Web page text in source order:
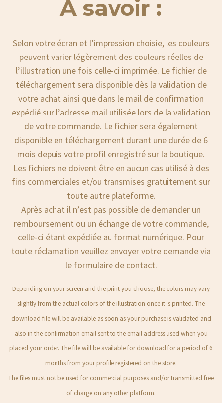
À savoir :
Selon votre écran et l’impression choisie, les couleurs
peuvent varier légèrement des couleurs réelles de
l’illustration une fois celle-ci imprimée. Le fichier de
téléchargement sera disponible dès la validation de
votre achat ainsi que dans le mail de confirmation
expédié sur l’adresse mail utilisée lors de la validation
de votre commande. Le fichier sera également
disponible en téléchargement durant une durée de 6
mois depuis votre profil enregistré sur la boutique.
Les fichiers ne doivent être en aucun cas utilisé à des
fins commerciales et/ou transmises gratuitement sur
toute autre plateforme.
Après achat il n’est pas possible de demander un
remboursement ou un échange de votre commande,
celle-ci étant expédiée au format numérique. Pour
toute réclamation veuillez envoyer votre demande via
le formulaire de contact.
Depending on your screen and the print you choose, the colors may vary
slightly from the actual colors of the illustration once it is printed. The
download file will be available as soon as your purchase is validated and
also in the confirmation email sent to the email address used when you
placed your order. The file will be available for download for a period of 6
months from your profile registered on the store.
The files must not be used for commercial purposes and/or transmitted free
of charge on any other platform.